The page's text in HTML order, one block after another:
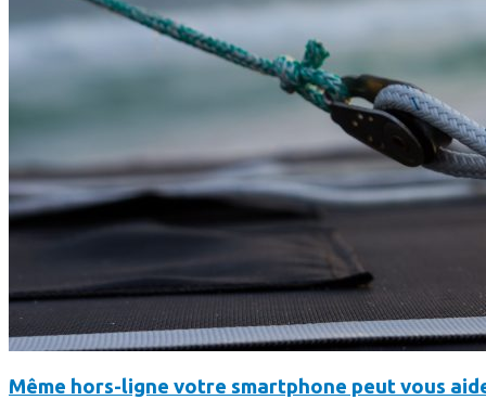
Même hors-ligne votre smartphone peut vous